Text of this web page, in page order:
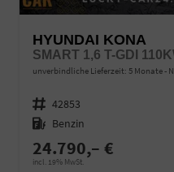
HYUNDAI KONA
SMART 1,6 T-GDI
unverbindliche Lieferzeit: 5 Monate
Fahrzeugnr. 42853
Kraftstoff Benzin
24.790,– €
incl. 19% MwSt.